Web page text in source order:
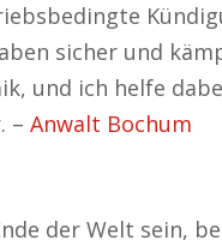
sicher und
und ich helfe
– Anwalt Bochum
der Welt sein,